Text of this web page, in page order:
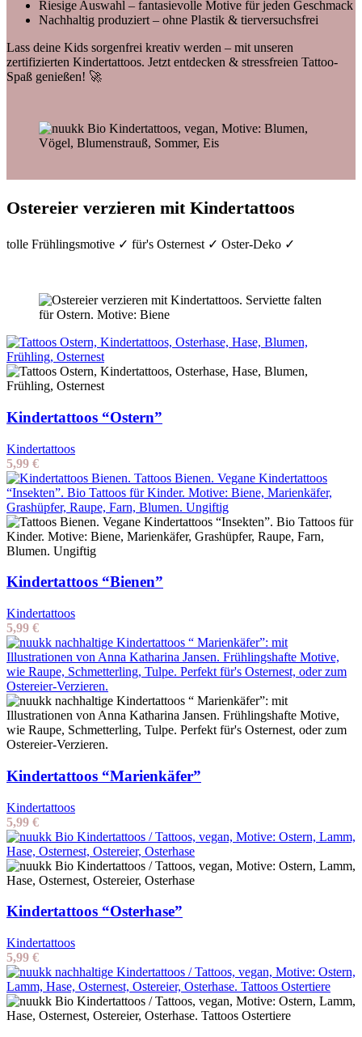
Riesige Auswahl – fantasievolle Motive für jeden Geschmack
Nachhaltig produziert – ohne Plastik & tierversuchsfrei
Lass deine Kids sorgenfrei kreativ werden – mit unseren
zertifizierten Kindertattoos. Jetzt entdecken & stressfreien Tattoo-
Spaß genießen! 🚀
Ostereier verzieren mit Kindertattoos
tolle Frühlingsmotive ✓ für's Osternest ✓ Oster-Deko ✓
Kindertattoos “Ostern”
Kindertattoos
5,99 €
Kindertattoos “Bienen”
Kindertattoos
5,99 €
Kindertattoos “Marienkäfer”
Kindertattoos
5,99 €
Kindertattoos “Osterhase”
Kindertattoos
5,99 €